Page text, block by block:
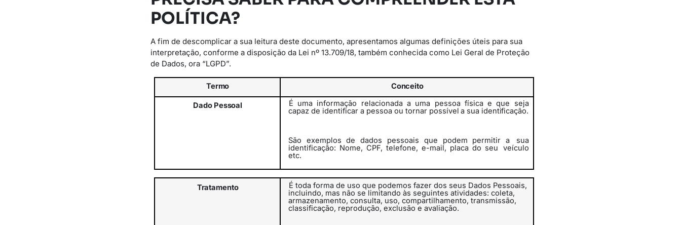
POLÍTICA?
A fim de descomplicar a sua leitura deste documento, apresentamos algumas definições úteis para sua
interpretação, conforme a disposição da Lei nº 13.709/18, também conhecida como Lei Geral de Proteção
de Dados, ora “LGPD”.
Termo Conceito
Dado Pessoal
É uma informação relacionada a uma pessoa física e que seja
capaz de identificar a pessoa ou tornar possível a sua identificação.
São exemplos de dados pessoais que podem permitir a
sua
identificação: Nome, CPF, telefone, e-mail, placa do seu
veículo
etc.
Tratamento
É toda forma de uso que podemos fazer dos seus Dados Pessoais,
incluindo, mas não se limitando às seguintes atividades: coleta,
armazenamento, consulta, uso, compartilhamento, transmissão,
classificação, reprodução, exclusão e avaliação.